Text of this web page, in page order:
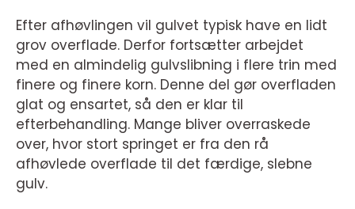
Efter afhøvlingen vil gulvet typisk have en lidt
grov overflade. Derfor fortsætter arbejdet
med en almindelig gulvslibning i flere trin med
finere og finere korn. Denne del gør overfladen
glat og ensartet, så den er klar til
efterbehandling. Mange bliver overraskede
over, hvor stort springet er fra den rå
afhøvlede overflade til det færdige, slebne
gulv.